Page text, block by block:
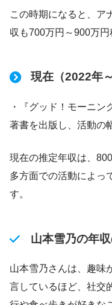
この時期になると、ア
収も700万円～900万円
現在（2022年
・『グッド！モーニン
著書を出版し、活動の
現在の推定年収は、
多方面での活動によっ
す。
山本雪乃の年
山本雪乃さんは、趣味
言しているほど、社交